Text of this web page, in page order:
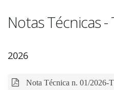
navegação
Notas Técnicas -
2026
Nota Técnica n. 01/